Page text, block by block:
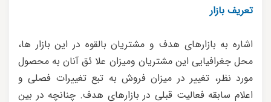
تعریف بازار
اشاره به بازارهای هدف و مشتریان بالقوه در این بازار ها،
محل جغرافیایی این مشتریان ومیزان علا ئق آنان به محصول
مورد نظر، تغییر در میزان فروش به تبع تغییرات فصلی و
اعلام سابقه فعالیت قبلی در بازارهای هدف. چنانچه در بین